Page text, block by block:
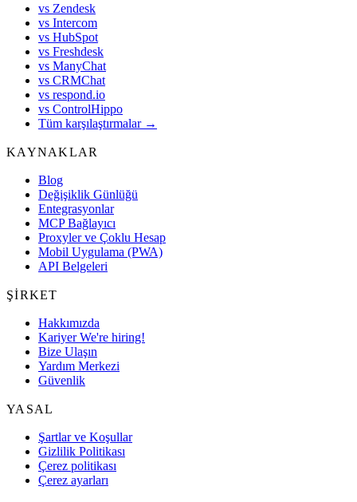
vs Zendesk
vs Intercom
vs HubSpot
vs Freshdesk
vs ManyChat
vs CRMChat
vs respond.io
vs ControlHippo
Tüm karşılaştırmalar →
KAYNAKLAR
Blog
Değişiklik Günlüğü
Entegrasyonlar
MCP Bağlayıcı
Proxyler ve Çoklu Hesap
Mobil Uygulama (PWA)
API Belgeleri
ŞIRKET
Hakkımızda
KariyerWe're hiring!
Bize Ulaşın
Yardım Merkezi
Güvenlik
YASAL
Şartlar ve Koşullar
Gizlilik Politikası
Çerez politikası
Çerez ayarları